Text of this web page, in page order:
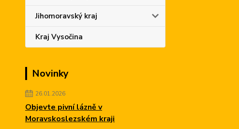
Jihomoravský kraj
Kraj Vysočina
Novinky
26.01.2026
Objevte pivní lázně v
Moravskoslezském kraji